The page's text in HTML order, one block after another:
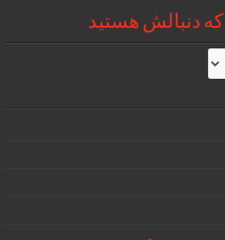
دنبالش هستید